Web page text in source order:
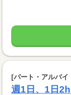
[パート・アルバイ
週1日、1日